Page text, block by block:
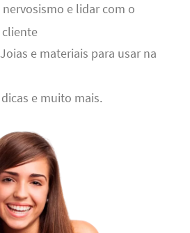
nervosismo e lidar com o
e materiais para usar na
e muito mais.